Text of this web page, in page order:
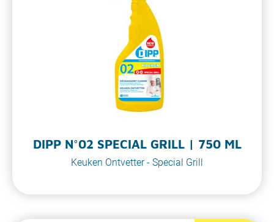
DIPP N°02 SPECIAL GRILL | 750 ML
Keuken Ontvetter - Special Grill